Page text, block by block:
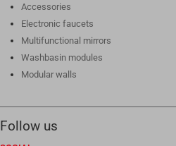
Accessories
Electronic faucets
Multifunctional mirrors
Washbasin modules
Modular walls
Follow us